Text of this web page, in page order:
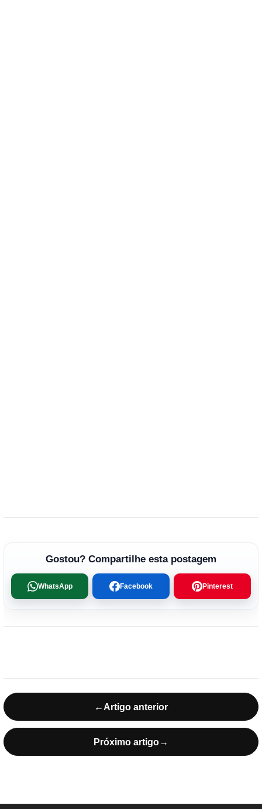
Gostou? Compartilhe esta postagem
WhatsApp Facebook Pinterest
← Artigo anterior
Próximo artigo→